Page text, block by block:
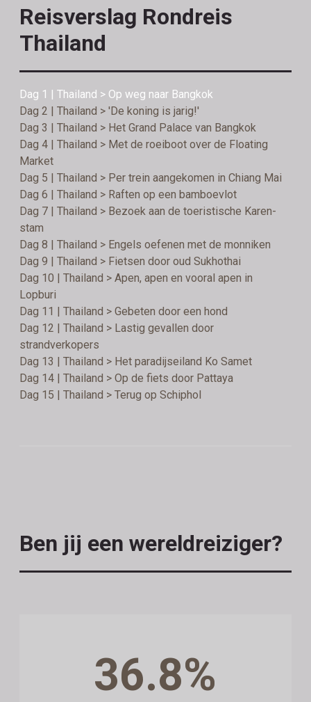
Reisverslag Rondreis
Thailand
Dag 1 | Thailand > Op weg naar Bangkok
Dag 2 | Thailand > 'De koning is jarig!'
Dag 3 | Thailand > Het Grand Palace van Bangkok
Dag 4 | Thailand > Met de roeiboot over de Floating
Market
Dag 5 | Thailand > Per trein aangekomen in Chiang Mai
Dag 6 | Thailand > Raften op een bamboevlot
Dag 7 | Thailand > Bezoek aan de toeristische Karen-
stam
Dag 8 | Thailand > Engels oefenen met de monniken
Dag 9 | Thailand > Fietsen door oud Sukhothai
Dag 10 | Thailand > Apen, apen en vooral apen in
Lopburi
Dag 11 | Thailand > Gebeten door een hond
Dag 12 | Thailand > Lastig gevallen door
strandverkopers
Dag 13 | Thailand > Het paradijseiland Ko Samet
Dag 14 | Thailand > Op de fiets door Pattaya
Dag 15 | Thailand > Terug op Schiphol
Ben jij een wereldreiziger?
36.8%